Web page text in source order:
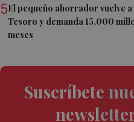
5El pequeño ahorrador vuelve
Tesoro y demanda 15.000
meses
Suscríbete